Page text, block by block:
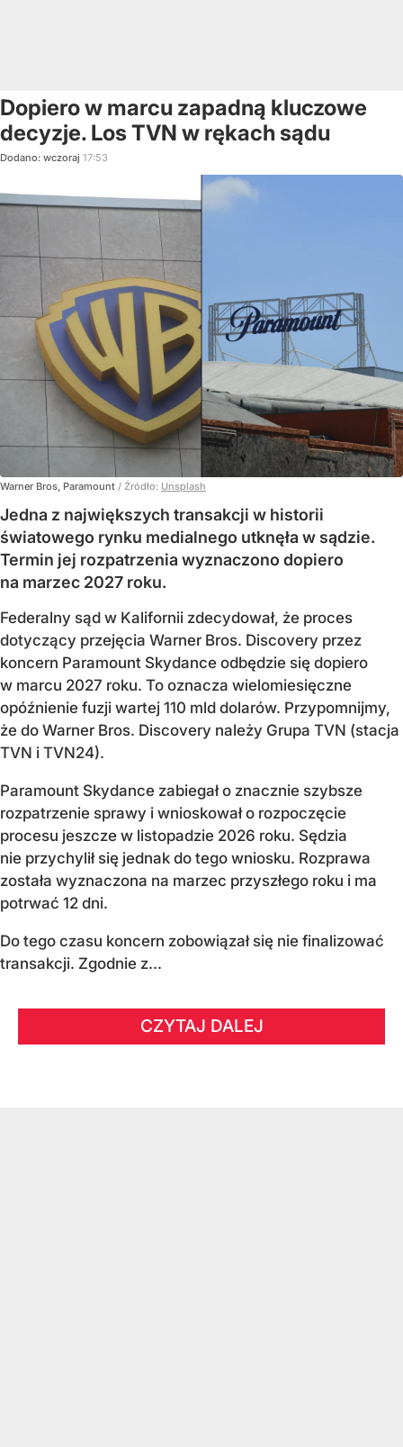
Dopiero w marcu zapadną kluczowe
decyzje. Los TVN w rękach sądu
Dodano: wczoraj 17:53
Warner Bros, Paramount / Źródło: Unsplash
Jedna z największych transakcji w historii
światowego rynku medialnego utknęła w sądzie.
Termin jej rozpatrzenia wyznaczono dopiero
na marzec 2027 roku.
Federalny sąd w Kalifornii zdecydował, że proces
dotyczący przejęcia Warner Bros. Discovery przez
koncern Paramount Skydance odbędzie się dopiero
w marcu 2027 roku. To oznacza wielomiesięczne
opóźnienie fuzji wartej 110 mld dolarów. Przypomnijmy,
że do Warner Bros. Discovery należy Grupa TVN (stacja
TVN i TVN24).
Paramount Skydance zabiegał o znacznie szybsze
rozpatrzenie sprawy i wnioskował o rozpoczęcie
procesu jeszcze w listopadzie 2026 roku. Sędzia
nie przychylił się jednak do tego wniosku. Rozprawa
została wyznaczona na marzec przyszłego roku i ma
potrwać 12 dni.
Do tego czasu koncern zobowiązał się nie finalizować
transakcji. Zgodnie z...
CZYTAJ DALEJ